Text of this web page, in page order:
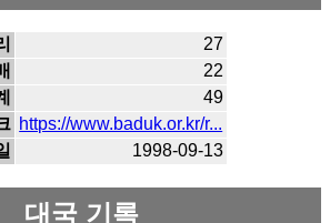
27
22
49
https://www.baduk.or.kr/r...
1998-09-13
대국 기록